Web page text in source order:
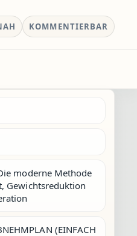
KOMMENTIERBAR
moderne Methode
Gewichtsreduktion
(EINFACH